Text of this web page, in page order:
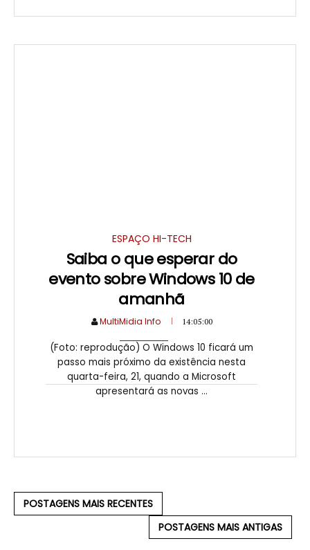
ESPAÇO HI-TECH
Saiba o que esperar do
evento sobre Windows 10 de
amanhã
MultiMidia Info 14:05:00
(Foto: reprodução) O Windows 10 ficará um
passo mais próximo da existência nesta
quarta-feira, 21, quando a Microsoft
apresentará as novas ...
POSTAGENS MAIS RECENTES
POSTAGENS MAIS ANTIGAS